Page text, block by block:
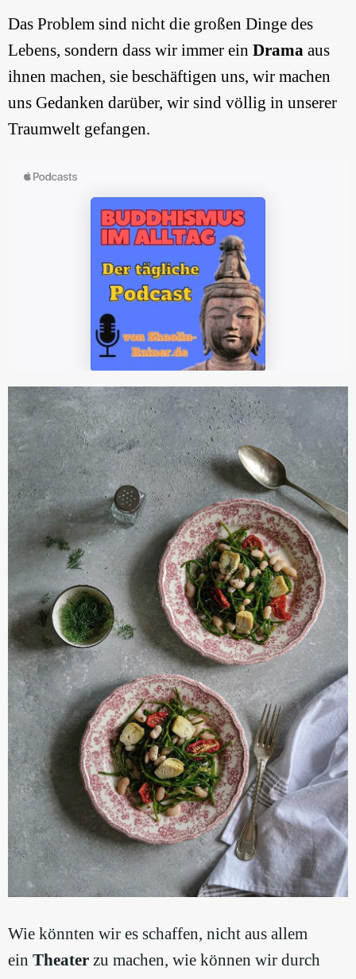
Das Problem sind nicht die großen Dinge des
Lebens, sondern dass wir immer ein Drama aus
ihnen machen, sie beschäftigen uns, wir machen
uns Gedanken darüber, wir sind völlig in unserer
Traumwelt gefangen.
Wie könnten wir es schaffen, nicht aus allem
ein Theater zu machen, wie können wir durch